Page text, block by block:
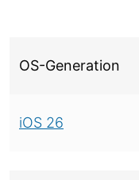
OS-Generation
iOS 26